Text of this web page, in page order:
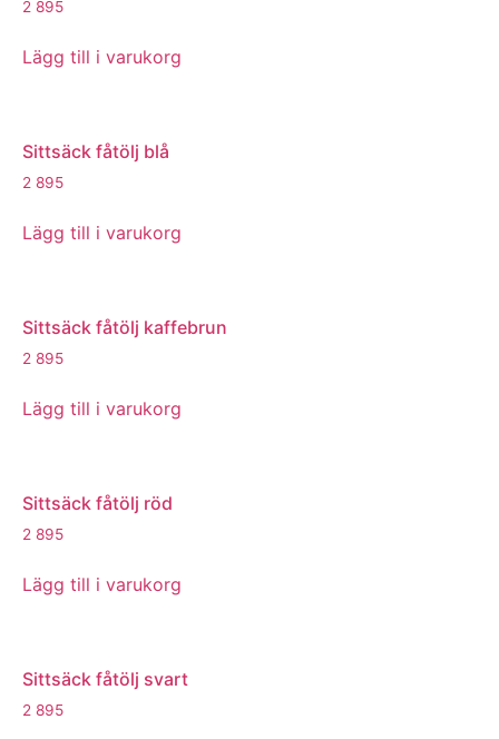
2 895
Lägg till i varukorg
Sittsäck fåtölj blå
2 895
Lägg till i varukorg
Sittsäck fåtölj kaffebrun
2 895
Lägg till i varukorg
Sittsäck fåtölj röd
2 895
Lägg till i varukorg
Sittsäck fåtölj svart
2 895